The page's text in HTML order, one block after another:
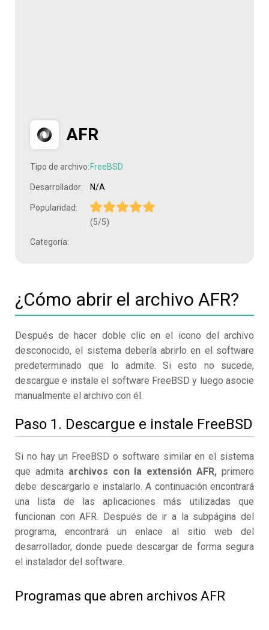
AFR
Tipo de archivo: FreeBSD
Desarrollador: N/A
Popularidad:
(5/5)
Categoría:
¿Cómo abrir el archivo AFR?
Después de hacer doble clic en el icono del archivo
desconocido, el sistema debería abrirlo en el software
predeterminado que lo admite. Si esto no sucede,
descargue e instale el software FreeBSD y luego asocie
manualmente el archivo con él.
Paso 1. Descargue e instale FreeBSD
Si no hay un FreeBSD o software similar en el sistema
que admita archivos con la extensión AFR, primero
debe descargarlo e instalarlo. A continuación encontrará
una lista de las aplicaciones más utilizadas que
funcionan con AFR. Después de ir a la subpágina del
programa, encontrará un enlace al sitio web del
desarrollador, donde puede descargar de forma segura
el instalador del software.
Programas que abren archivos AFR